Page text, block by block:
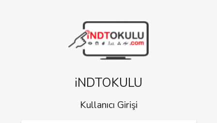
iNDTOKULU
Kullanıcı Girişi